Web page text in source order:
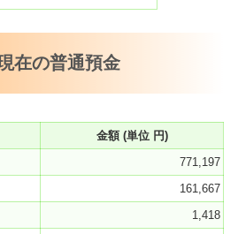
在の普通預金
金額 (単位 円)
771,197
161,667
1,418